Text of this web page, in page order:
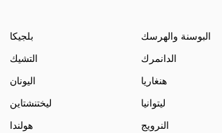
بلجيكا البوسنة والهرسك
التشيك الدانمرك
اليونان هنغاريا
ليختنشتاين ليتوانيا
هولندا النرويج